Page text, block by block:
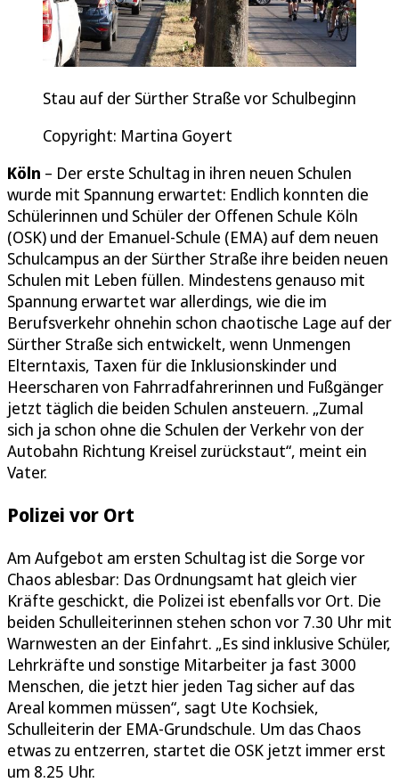
Stau auf der Sürther Straße vor Schulbeginn
Copyright: Martina Goyert
Köln – Der erste Schultag in ihren neuen Schulen
wurde mit Spannung erwartet: Endlich konnten die
Schülerinnen und Schüler der Offenen Schule Köln
(OSK) und der Emanuel-Schule (EMA) auf dem neuen
Schulcampus an der Sürther Straße ihre beiden neuen
Schulen mit Leben füllen. Mindestens genauso mit
Spannung erwartet war allerdings, wie die im
Berufsverkehr ohnehin schon chaotische Lage auf der
Sürther Straße sich entwickelt, wenn Unmengen
Elterntaxis, Taxen für die Inklusionskinder und
Heerscharen von Fahrradfahrerinnen und Fußgänger
jetzt täglich die beiden Schulen ansteuern. „Zumal
sich ja schon ohne die Schulen der Verkehr von der
Autobahn Richtung Kreisel zurückstaut“, meint ein
Vater.
Polizei vor Ort
Am Aufgebot am ersten Schultag ist die Sorge vor
Chaos ablesbar: Das Ordnungsamt hat gleich vier
Kräfte geschickt, die Polizei ist ebenfalls vor Ort. Die
beiden Schulleiterinnen stehen schon vor 7.30 Uhr mit
Warnwesten an der Einfahrt. „Es sind inklusive Schüler,
Lehrkräfte und sonstige Mitarbeiter ja fast 3000
Menschen, die jetzt hier jeden Tag sicher auf das
Areal kommen müssen“, sagt Ute Kochsiek,
Schulleiterin der EMA-Grundschule. Um das Chaos
etwas zu entzerren, startet die OSK jetzt immer erst
um 8.25 Uhr.